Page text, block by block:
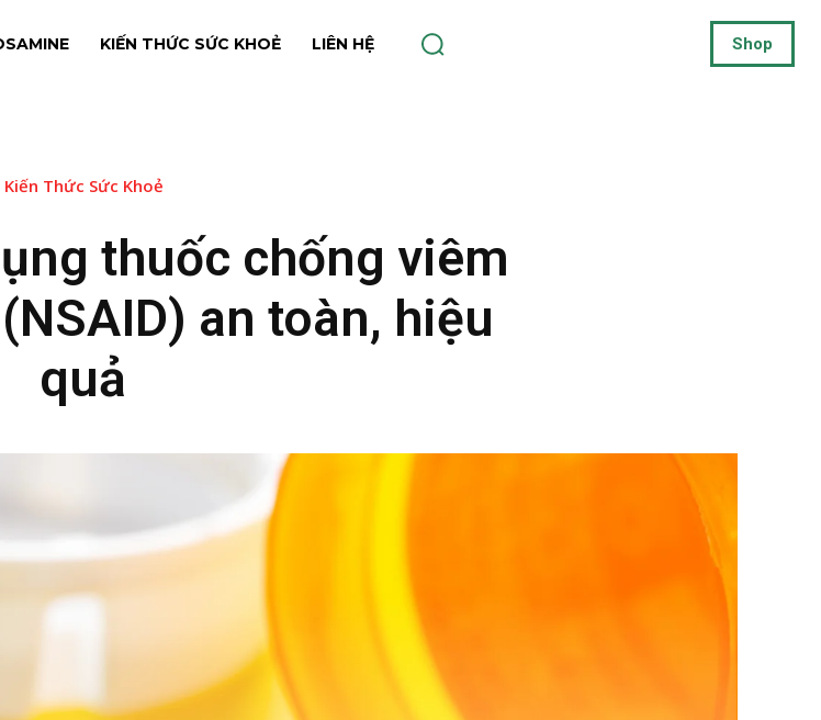
KIẾN THỨC SỨC KHOẺ LIÊN HỆ Shop
Kiến Thức Sức Khoẻ
thuốc chống viêm
an toàn, hiệu
quả